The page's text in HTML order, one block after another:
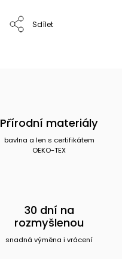
Sdílet
Přírodní materiály
bavlna a len s certifikátem
OEKO-TEX
30 dní na
rozmyšlenou
snadná výměna i vrácení